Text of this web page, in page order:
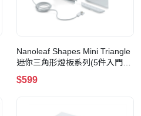
Nanoleaf Shapes Mini Triangle
迷你三角形燈板系列(5件入門套
裝)
$599